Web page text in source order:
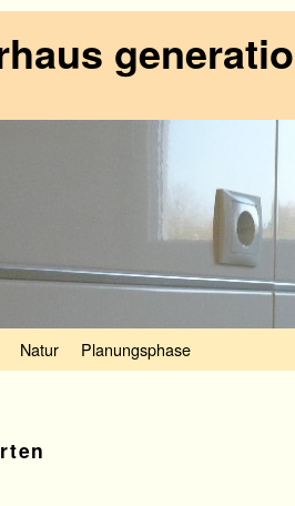
Natur Planungsphase